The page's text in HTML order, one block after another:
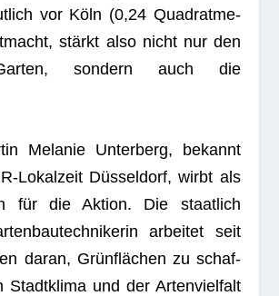
vor Köln (0,24 Qua­drat­me­
stärkt also nicht nur den
son­dern auch die
Mela­nie Unter­berg, bekannt
Lokal­zeit Düs­sel­dorf, wirbt als
für die Aktion. Die staat­lich
arbei­tet seit
daran, Grün­flä­chen zu schaf­
Stadt­klima und der Arten­viel­falt